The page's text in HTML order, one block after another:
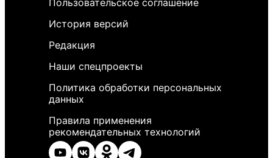
Пользовательское соглашение
История версий
Редакция
Наши спецпроекты
Политика обработки персональных
данных
Правила применения
рекомендательных технологий